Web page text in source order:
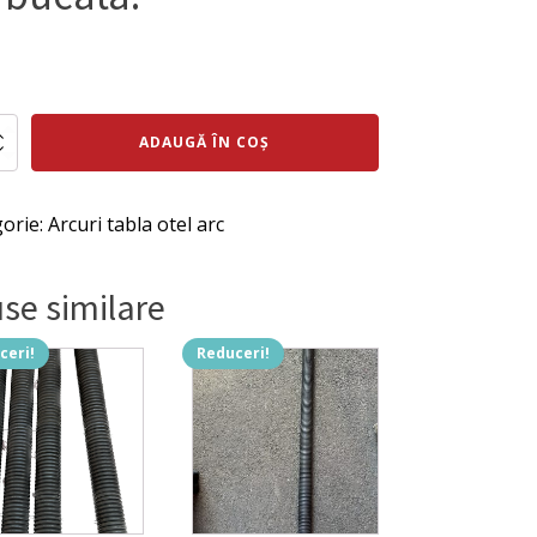
ADAUGĂ ÎN COȘ
Arcuri tabla otel arc
similare
Reduceri!